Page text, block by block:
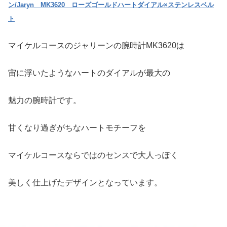
ン/Jaryn MK3620 ローズゴールドハートダイアル×ステンレスベル
ト
マイケルコースのジャリーンの腕時計MK3620は
宙に浮いたようなハートのダイアルが最大の
魅力の腕時計です。
甘くなり過ぎがちなハートモチーフを
マイケルコースならではのセンスで大人っぽく
美しく仕上げたデザインとなっています。